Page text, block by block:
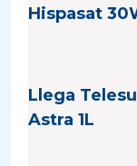
Hispasat
Llega
Astra 1L